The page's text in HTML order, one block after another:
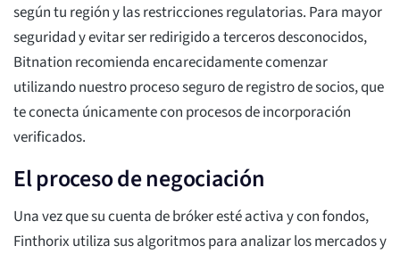
según tu región y las restricciones regulatorias. Para mayor
seguridad y evitar ser redirigido a terceros desconocidos,
Bitnation recomienda encarecidamente comenzar
utilizando nuestro proceso seguro de registro de socios, que
te conecta únicamente con procesos de incorporación
verificados.
El proceso de negociación
Una vez que su cuenta de bróker esté activa y con fondos,
Finthorix utiliza sus algoritmos para analizar los mercados y